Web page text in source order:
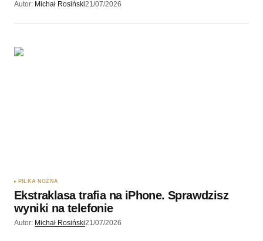
Autor: Michał Rosiński21/07/2026
PIŁKA NOŻNA
Ekstraklasa trafia na iPhone. Sprawdzisz
wyniki na telefonie
Autor: Michał Rosiński21/07/2026